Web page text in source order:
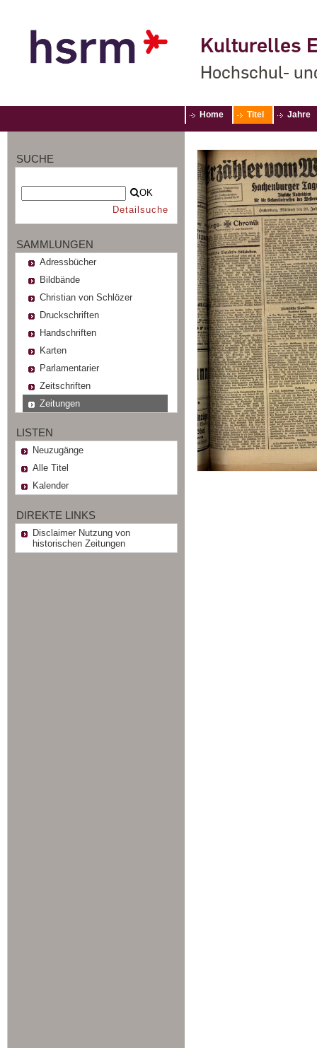
Kulturelles
Hochschul-
Home Titel Jahre
SUCHE
OK
Detailsuche
SAMMLUNGEN
Adressbücher
Bildbände
Christian von Schlözer
Druckschriften
Handschriften
Karten
Parlamentarier
Zeitschriften
Zeitungen
LISTEN
Neuzugänge
Alle Titel
Kalender
DIREKTE LINKS
Disclaimer Nutzung von
historischen Zeitungen